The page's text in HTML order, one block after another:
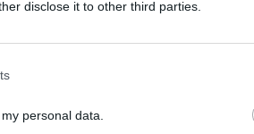
disclose it to other third parties.
personal data.